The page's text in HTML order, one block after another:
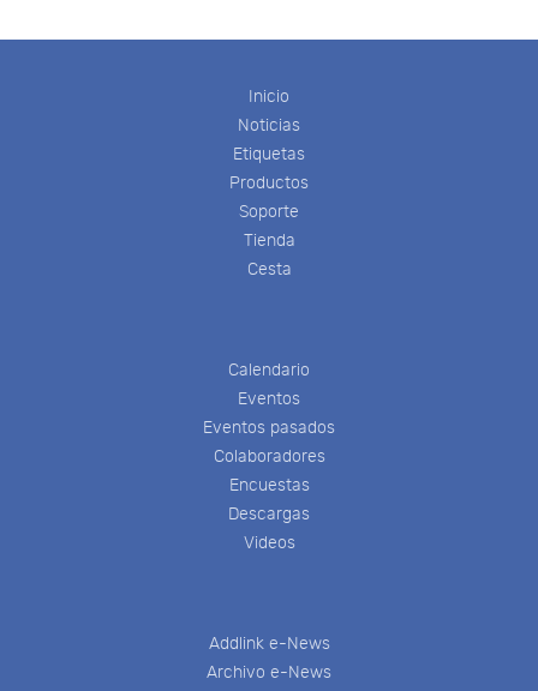
Inicio
Noticias
Etiquetas
Productos
Soporte
Tienda
Cesta
Calendario
Eventos
Eventos pasados
Colaboradores
Encuestas
Descargas
Videos
Addlink e-News
Archivo e-News